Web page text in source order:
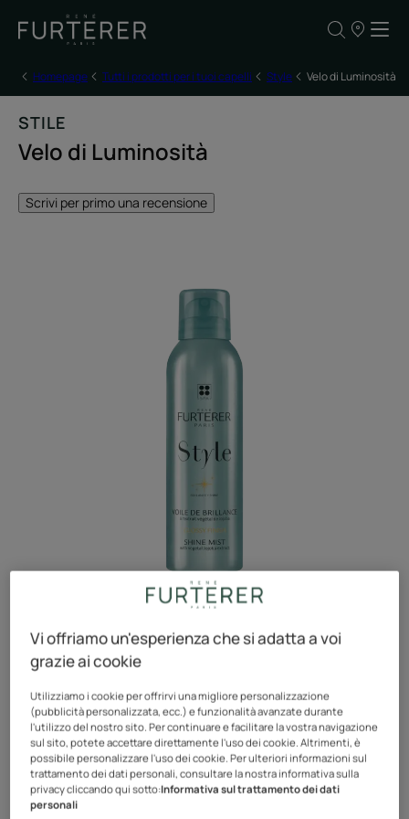
vendita
Homepage Tutti i prodotti per i tuoi capelli Style Velo di Luminosità
STILE
Velo di Luminosità
Scrivi per primo una recensione
Ultima fase dello styling, questo spray dona una
lucentezza effetto specchio e sublima l’acconciatura
Con estratto di Jojoba idratante
Principi attivi 100% naturali, senza siliconi.
Vi offriamo un'esperienza che si adatta a voi
grazie ai cookie
Utilizziamo i cookie per offrirvi una migliore personalizzazione
(pubblicità personalizzata, ecc.) e funzionalità avanzate durante
l'utilizzo del nostro sito. Per continuare e facilitare la vostra navigazione
sul sito, potete accettare direttamente l'uso dei cookie. Altrimenti, è
possibile personalizzare l'uso dei cookie. Per ulteriori informazioni sul
trattamento dei dati personali, consultare la nostra informativa sulla
privacy cliccando qui sotto:Informativa sul trattamento dei dati
personali